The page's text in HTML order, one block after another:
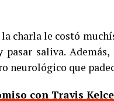
charla le costó
saliva.
neurológico que
con Travis Kelce